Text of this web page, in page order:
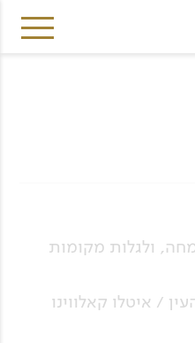
ולגלות מקומות
/ איטלו קאלווינו